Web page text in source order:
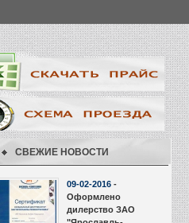
СВЕЖИЕ НОВОСТИ